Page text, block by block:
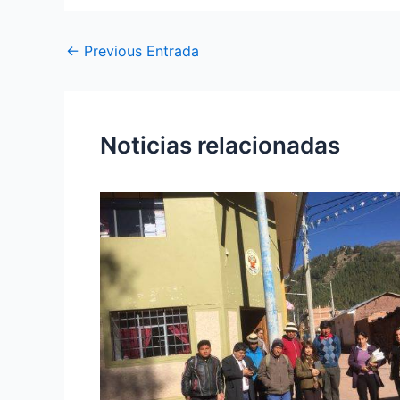
← Previous Entrada
Noticias relacionadas